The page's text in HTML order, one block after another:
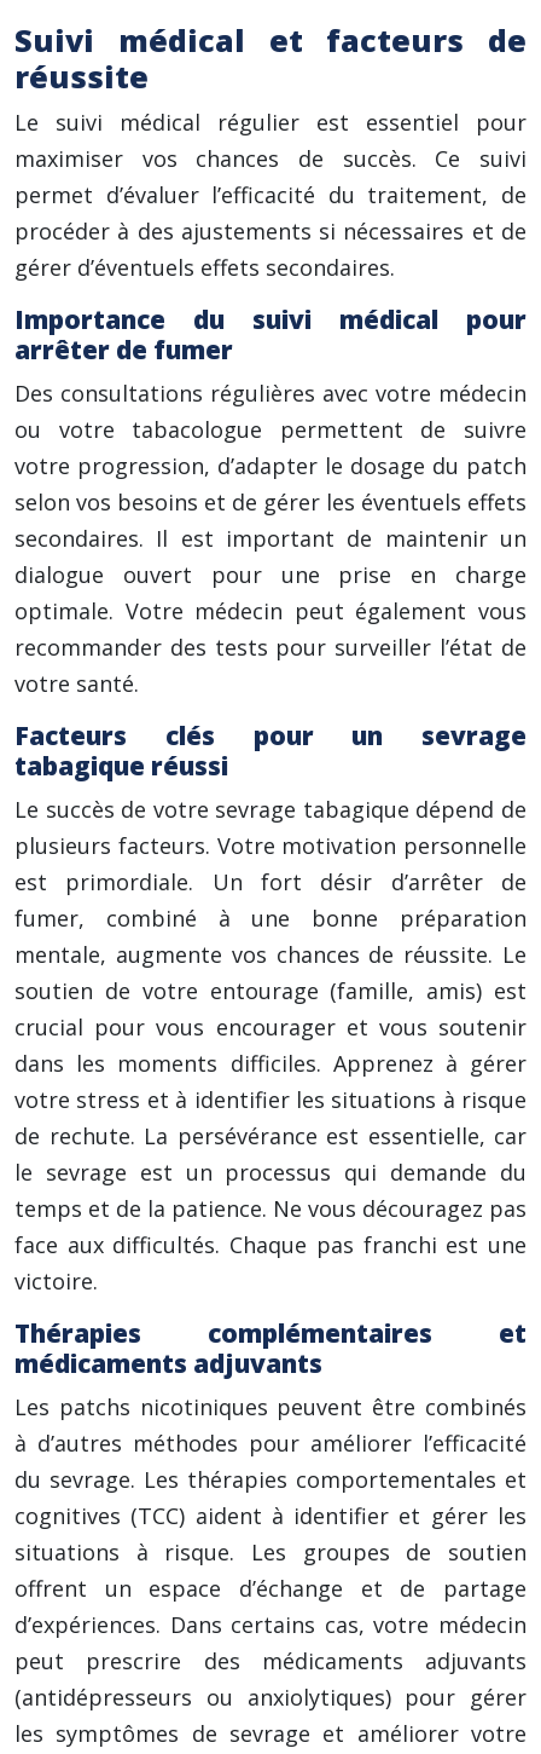
Suivi médical et facteurs de
réussite
Le suivi médical régulier est essentiel pour
maximiser vos chances de succès. Ce suivi
permet d’évaluer l’efficacité du traitement, de
procéder à des ajustements si nécessaires et de
gérer d’éventuels effets secondaires.
Importance du suivi médical pour
arrêter de fumer
Des consultations régulières avec votre médecin
ou votre tabacologue permettent de suivre
votre progression, d’adapter le dosage du patch
selon vos besoins et de gérer les éventuels effets
secondaires. Il est important de maintenir un
dialogue ouvert pour une prise en charge
optimale. Votre médecin peut également vous
recommander des tests pour surveiller l’état de
votre santé.
Facteurs clés pour un sevrage
tabagique réussi
Le succès de votre sevrage tabagique dépend de
plusieurs facteurs. Votre motivation personnelle
est primordiale. Un fort désir d’arrêter de
fumer, combiné à une bonne préparation
mentale, augmente vos chances de réussite. Le
soutien de votre entourage (famille, amis) est
crucial pour vous encourager et vous soutenir
dans les moments difficiles. Apprenez à gérer
votre stress et à identifier les situations à risque
de rechute. La persévérance est essentielle, car
le sevrage est un processus qui demande du
temps et de la patience. Ne vous découragez pas
face aux difficultés. Chaque pas franchi est une
victoire.
Thérapies complémentaires et
médicaments adjuvants
Les patchs nicotiniques peuvent être combinés
à d’autres méthodes pour améliorer l’efficacité
du sevrage. Les thérapies comportementales et
cognitives (TCC) aident à identifier et gérer les
situations à risque. Les groupes de soutien
offrent un espace d’échange et de partage
d’expériences. Dans certains cas, votre médecin
peut prescrire des médicaments adjuvants
(antidépresseurs ou anxiolytiques) pour gérer
les symptômes de sevrage et améliorer votre